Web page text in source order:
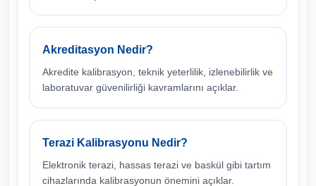
Akreditasyon Nedir?
Akredite kalibrasyon, teknik yeterlilik, izlenebilirlik ve
laboratuvar güvenilirliği kavramlarını açıklar.
Terazi Kalibrasyonu Nedir?
Elektronik terazi, hassas terazi ve baskül gibi tartım
cihazlarında kalibrasyonun önemini açıklar.